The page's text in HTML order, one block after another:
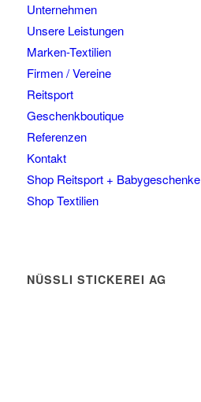
Unternehmen
Unsere Leistungen
Marken-Textilien
Firmen / Vereine
Reitsport
Geschenkboutique
Referenzen
Kontakt
Shop Reitsport + Babygeschenke
Shop Textilien
NÜSSLI STICKEREI AG